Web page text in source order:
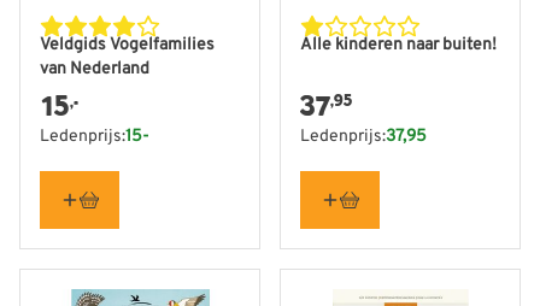
Veldgids Vogelfamilies
van Nederland
15,-
Ledenprijs:15-
Alle kinderen naar buiten!
37,95
Ledenprijs:37,95